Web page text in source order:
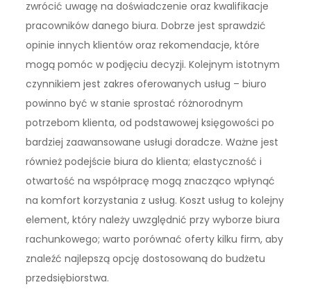
zwrócić uwagę na doświadczenie oraz kwalifikacje
pracowników danego biura. Dobrze jest sprawdzić
opinie innych klientów oraz rekomendacje, które
mogą pomóc w podjęciu decyzji. Kolejnym istotnym
czynnikiem jest zakres oferowanych usług – biuro
powinno być w stanie sprostać różnorodnym
potrzebom klienta, od podstawowej księgowości po
bardziej zaawansowane usługi doradcze. Ważne jest
również podejście biura do klienta; elastyczność i
otwartość na współpracę mogą znacząco wpłynąć
na komfort korzystania z usług. Koszt usług to kolejny
element, który należy uwzględnić przy wyborze biura
rachunkowego; warto porównać oferty kilku firm, aby
znaleźć najlepszą opcję dostosowaną do budżetu
przedsiębiorstwa.